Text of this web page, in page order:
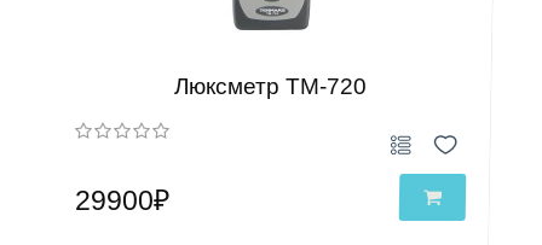
Люксметр TM-720
29900₽